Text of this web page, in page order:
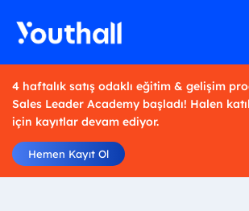
4 haftalık satış odaklı eğitim & gelişim
Sales Leader Academy başladı! Halen
için kayıtlar devam ediyor.
Hemen Kayıt Ol